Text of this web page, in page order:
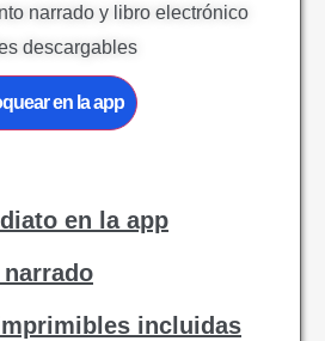
narrado y libro electrónico
descargables
en la app
en la app
incluidas